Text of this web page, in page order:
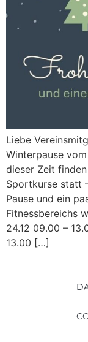
Liebe
Winterpause
dieser Zeit
Sportkurse statt
Pause und ein
Fitnessbereichs
24.12 09.00 –
13.00 […]